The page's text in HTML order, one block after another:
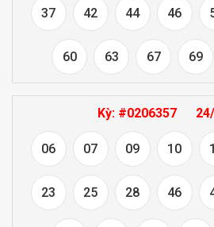
37 42 44 46
60 63 67 69
Kỳ: #0206357
06 07 09 10
23 25 28 46